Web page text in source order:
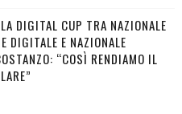
DIGITAL CUP TRA NAZIONALE
DIGITALE E NAZIONALE
“COSÌ RENDIAMO IL